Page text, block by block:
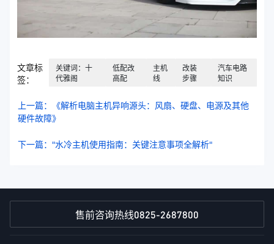
文章标
签：
关键词：十
代雅阁
低配改
高配
主机
线
改装
步骤
汽车电路
知识
上一篇：《解析电脑主机异响源头：风扇、硬盘、电源及其他
硬件故障》
下一篇："水冷主机使用指南：关键注意事项全解析"
售前咨询热线0825-2687800